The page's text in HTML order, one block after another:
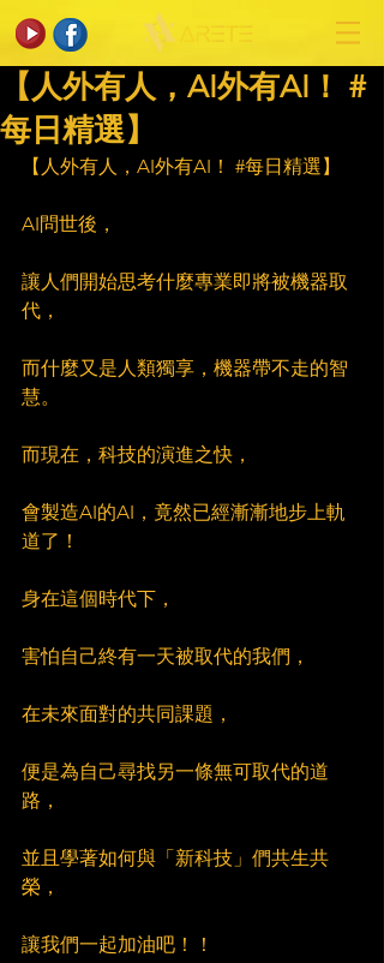
【人外有人，AI外有AI！ #
每日精選】
【人外有人，AI外有AI！ #每日精選】
AI問世後，
讓人們開始思考什麼專業即將被機器取
代，
而什麼又是人類獨享，機器帶不走的智
慧。
而現在，科技的演進之快，
會製造AI的AI，竟然已經漸漸地步上軌
道了！
身在這個時代下，
害怕自己終有一天被取代的我們，
在未來面對的共同課題，
便是為自己尋找另一條無可取代的道
路，
並且學著如何與「新科技」們共生共
榮，
讓我們一起加油吧！！